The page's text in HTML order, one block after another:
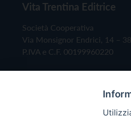
Vita Trentina Editrice
Società Cooperativa
Via Monsignor Endrici, 14 –
P.IVA e C.F. 00199960220